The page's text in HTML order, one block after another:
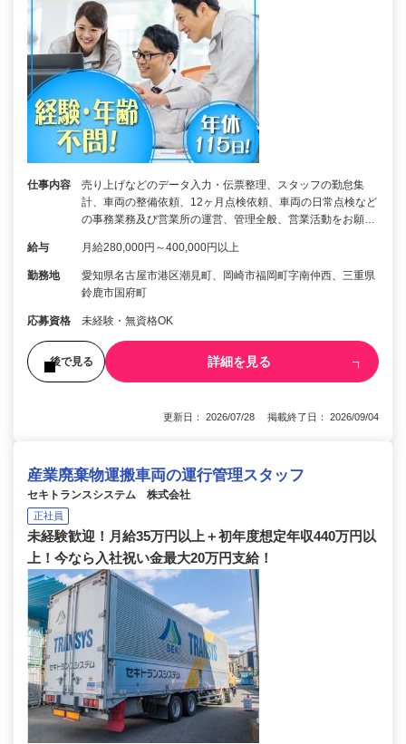
仕事内容
売り上げなどのデータ入力・伝票整理、スタッフの勤怠集
計、車両の整備依頼、12ヶ月点検依頼、車両の日常点検など
の事務業務及び営業所の運営、管理全般、営業活動をお願…
給与 月給280,000円～400,000円以上
勤務地
愛知県名古屋市港区潮見町、岡崎市福岡町字南仲西、三重県
鈴鹿市国府町
応募資格 未経験・無資格OK
後で見る 詳細を見る
更新日： 2026/07/28 掲載終了日： 2026/09/04
産業廃棄物運搬車両の運行管理スタッフ
セキトランスシステム 株式会社
正社員
未経験歓迎！月給35万円以上＋初年度想定年収440万円以
上！今なら入社祝い金最大20万円支給！